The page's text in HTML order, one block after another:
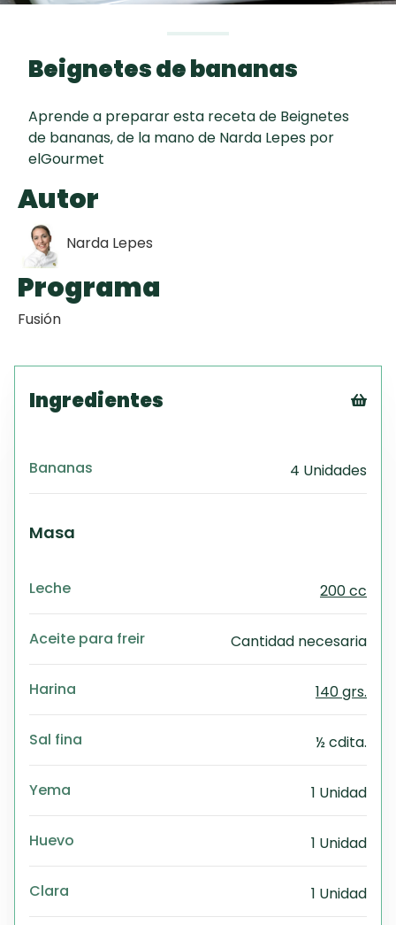
Galletas con
Chispas de
Chocolate
Beignetes de bananas
Aprende a preparar esta receta de Beignetes
de bananas, de la mano de Narda Lepes por
elGourmet
Autor
Narda Lepes
Programa
Fusión
Ingredientes
Bananas 4 Unidades
Masa
Leche 200 cc
Aceite para freir Cantidad necesaria
Harina 140 grs.
Sal fina ½ cdita.
Yema 1 Unidad
Huevo 1 Unidad
Clara 1 Unidad